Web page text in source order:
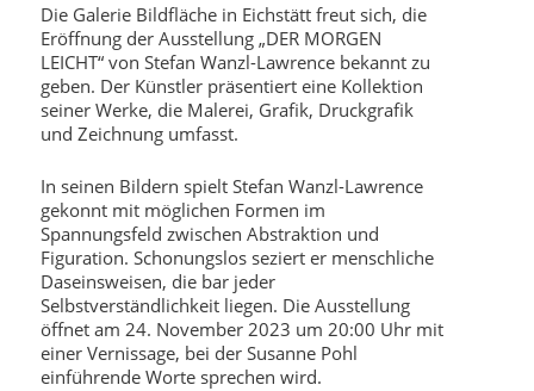
Die Galerie Bildfläche in Eichstätt freut sich, die
Eröffnung der Ausstellung „DER MORGEN
LEICHT“ von Stefan Wanzl-Lawrence bekannt zu
geben. Der Künstler präsentiert eine Kollektion
seiner Werke, die Malerei, Grafik, Druckgrafik
und Zeichnung umfasst.
In seinen Bildern spielt Stefan Wanzl-Lawrence
gekonnt mit möglichen Formen im
Spannungsfeld zwischen Abstraktion und
Figuration. Schonungslos seziert er menschliche
Daseinsweisen, die bar jeder
Selbstverständlichkeit liegen. Die Ausstellung
öffnet am 24. November 2023 um 20:00 Uhr mit
einer Vernissage, bei der Susanne Pohl
einführende Worte sprechen wird.